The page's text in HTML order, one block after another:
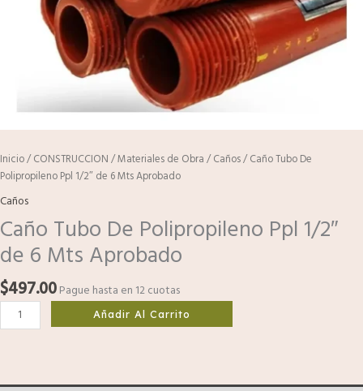
Inicio/CONSTRUCCION /Materiales de Obra /Caños/ Caño Tubo De
Polipropileno Ppl 1/2″ de 6 Mts Aprobado
Caños
Caño Tubo De Polipropileno Ppl 1/2″
de 6 Mts Aprobado
$497.00Pague hasta en 12 cuotas
Añadir Al Carrito